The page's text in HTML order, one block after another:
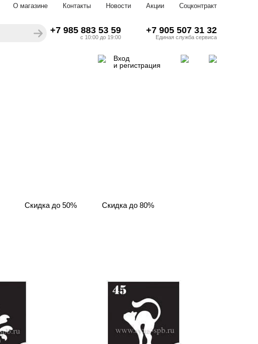
О магазине Контакты Новости Акции Соцконтракт
+7 985 883 53 59
с 10:00 до 19:00
+7 905 507 31 32
Единая служба сервиса
Вход
и регистрация
Скидка до 50% Скидка до 80%